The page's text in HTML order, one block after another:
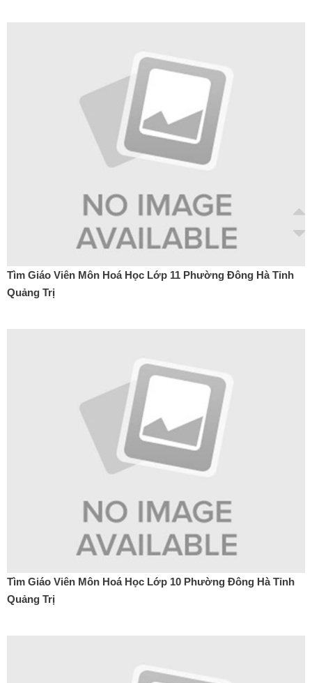
Tìm Giáo Viên Môn Hoá Học Lớp 11 Phường Đông Hà Tỉnh
Quảng Trị
Tìm Giáo Viên Môn Hoá Học Lớp 10 Phường Đông Hà Tỉnh
Quảng Trị